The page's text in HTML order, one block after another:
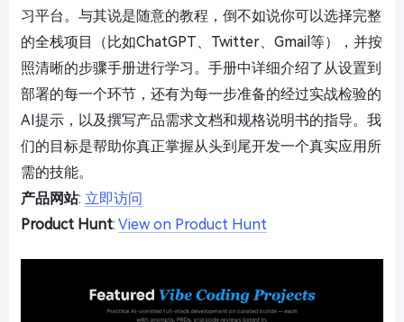
习平台。与其说是随意的教程，倒不如说你可以选择完整
的全栈项目（比如ChatGPT、Twitter、Gmail等），并按
照清晰的步骤手册进行学习。手册中详细介绍了从设置到
部署的每一个环节，还有为每一步准备的经过实战检验的
AI提示，以及撰写产品需求文档和规格说明书的指导。我
们的目标是帮助你真正掌握从头到尾开发一个真实应用所
需的技能。
产品网站: 立即访问
Product Hunt: View on Product Hunt